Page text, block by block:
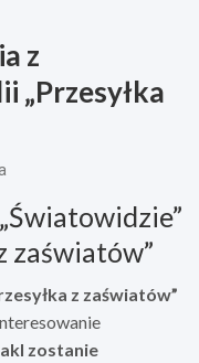
z
„Przesyłka
zaświatów”
z zaświatów”
zostanie